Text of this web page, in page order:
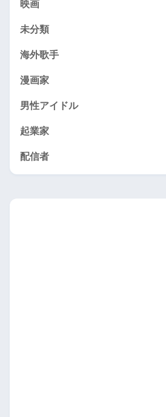
映画
未分類
海外歌手
漫画家
男性アイドル
起業家
配信者